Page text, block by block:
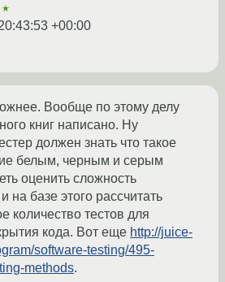
+00:00
Вообще по этому делу
книг написано. Ну
должен знать что такое
белым, черным и серым
оценить сложность
на базе этого рассчитать
количество тестов для
кода. Вот еще http://juice-
software-testing/495-
methods.